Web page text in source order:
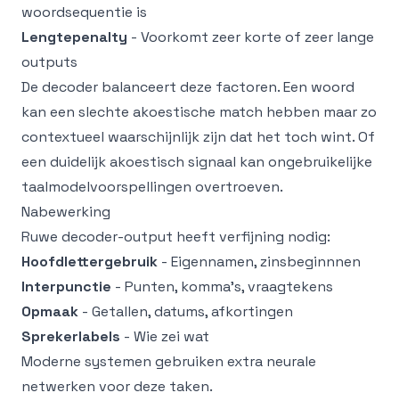
woordsequentie is
Lengtepenalty - Voorkomt zeer korte of zeer lange
outputs
De decoder balanceert deze factoren. Een woord
kan een slechte akoestische match hebben maar zo
contextueel waarschijnlijk zijn dat het toch wint. Of
een duidelijk akoestisch signaal kan ongebruikelijke
taalmodelvoorspellingen overtroeven.
Nabewerking
Ruwe decoder-output heeft verfijning nodig:
Hoofdlettergebruik - Eigennamen, zinsbeginnnen
Interpunctie - Punten, komma's, vraagtekens
Opmaak - Getallen, datums, afkortingen
Sprekerlabels - Wie zei wat
Moderne systemen gebruiken extra neurale
netwerken voor deze taken.